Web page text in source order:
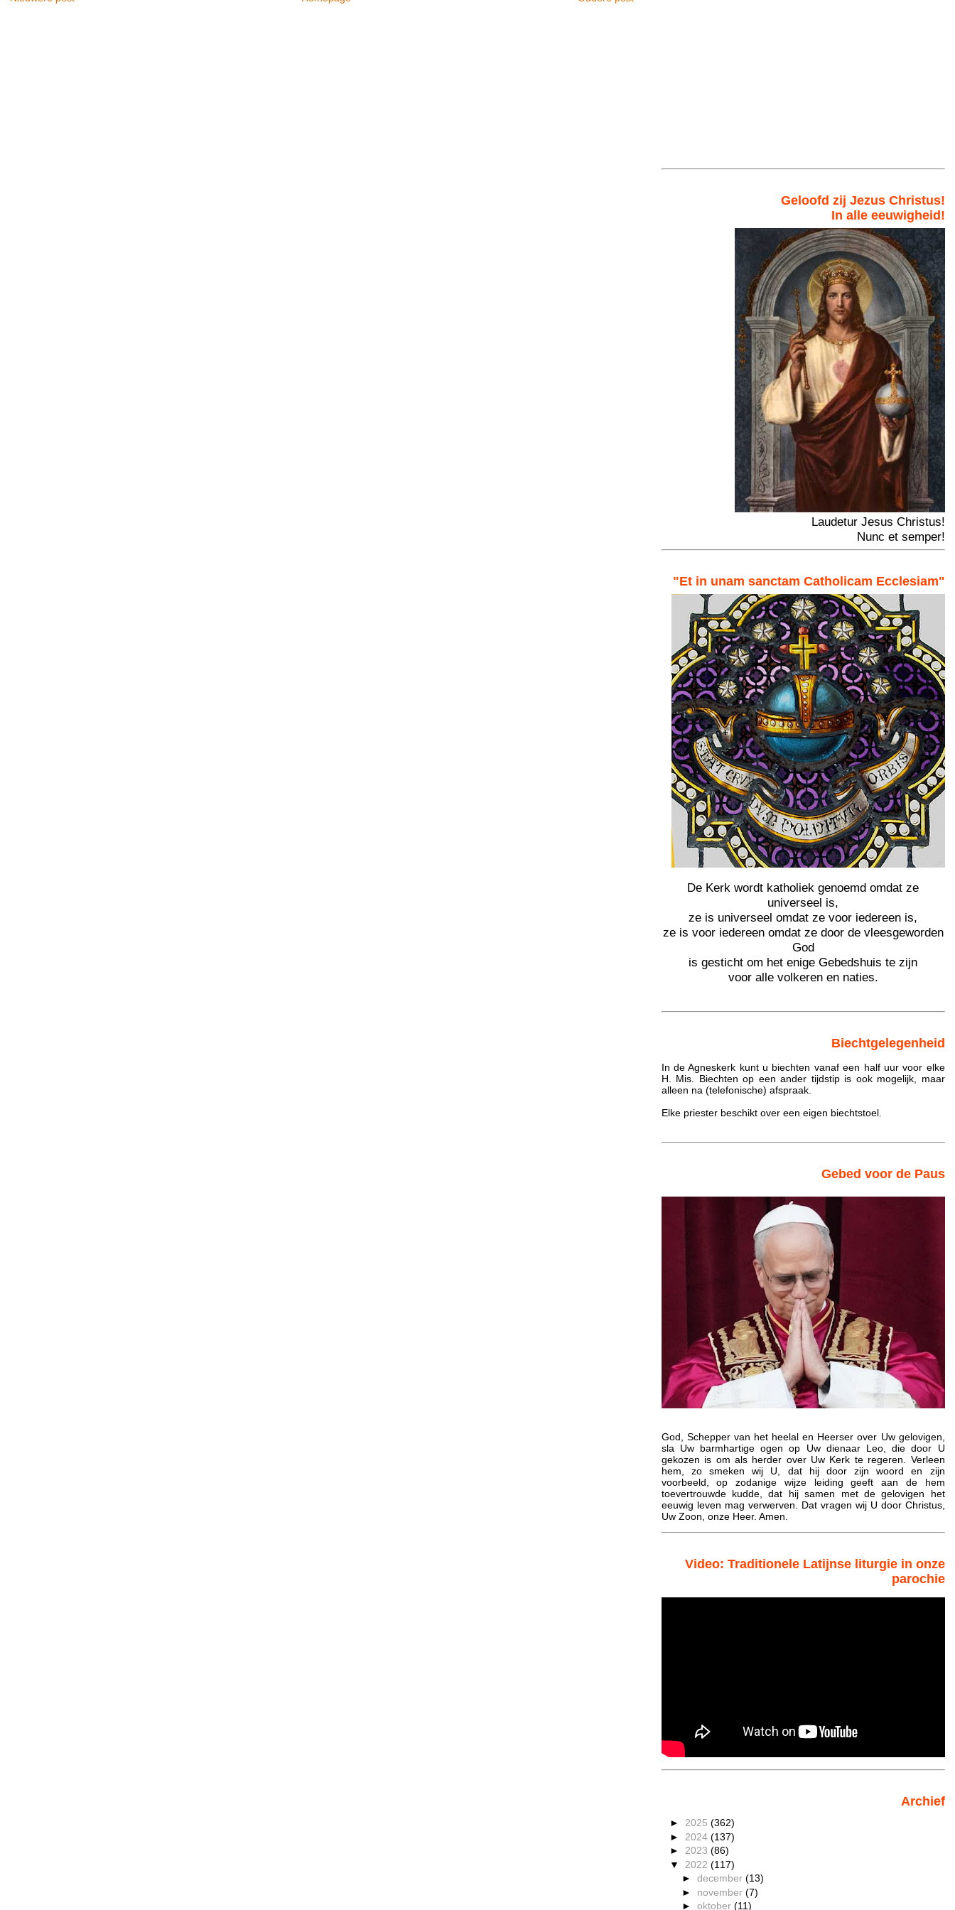
Geloofd zij Jezus Christus!
In alle eeuwigheid!
Laudetur Jesus Christus!
Nunc et semper!
"Et in unam sanctam Catholicam Ecclesiam"
De Kerk wordt katholiek genoemd omdat ze
universeel is,
ze is universeel omdat ze voor iedereen is,
ze is voor iedereen omdat ze door de vleesgeworden
God
is gesticht om het enige Gebedshuis te zijn
voor alle volkeren en naties.
Biechtgelegenheid
In de Agneskerk kunt u biechten vanaf een half uur voor elke
H. Mis. Biechten op een ander tijdstip is ook mogelijk, maar
alleen na (telefonische) afspraak.
Elke priester beschikt over een eigen biechtstoel.
Gebed voor de Paus
God, Schepper van het heelal en Heerser over Uw gelovigen,
sla Uw barmhartige ogen op Uw dienaar Leo, die door U
gekozen is om als herder over Uw Kerk te regeren. Verleen
hem, zo smeken wij U, dat hij door zijn woord en zijn
voorbeeld, op zodanige wijze leiding geeft aan de hem
toevertrouwde kudde, dat hij samen met de gelovigen het
eeuwig leven mag verwerven. Dat vragen wij U door Christus,
Uw Zoon, onze Heer. Amen.
Video: Traditionele Latijnse liturgie in onze
parochie
Archief
► 2025 (362)
► 2024 (137)
► 2023 (86)
▼ 2022 (117)
►december(13)
► november(7)
►oktober(11)